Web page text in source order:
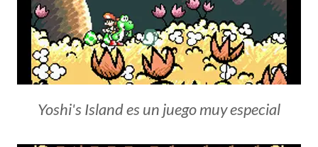
Yoshi's Island es un juego muy especial